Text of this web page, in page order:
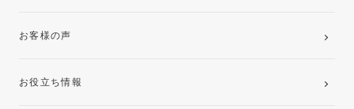
お客様の声
お役立ち情報